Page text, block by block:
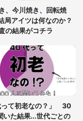
と1.4万人困惑
見つけた民家に助け
」
たにこれをあげる」
んに握らされたもの
、今川焼き、回転焼
アイツは何なのか？
の結果がコチラ
って初老なの？」 30
いた結果...世代ごとの